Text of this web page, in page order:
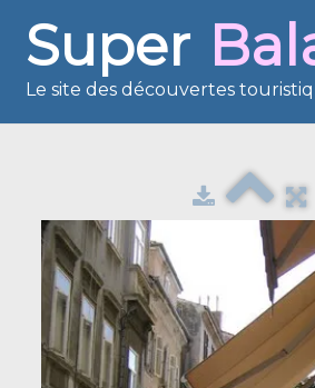
Super
Le site des découvertes
Présentation
Reportages
France en images
Europe en images